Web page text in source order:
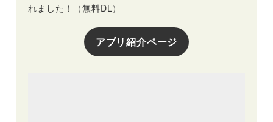
れました！（無料DL）
アプリ紹介ページ